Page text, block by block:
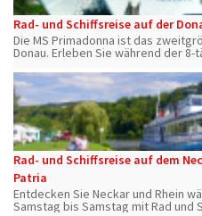
Rad- und Schiffsreise auf der
Die MS Primadonna ist das
Donau. Erleben Sie während der
Rad- und Schiffsreise auf dem
Patria
Entdecken Sie Neckar und Rhein
Samstag bis Samstag mit Rad und